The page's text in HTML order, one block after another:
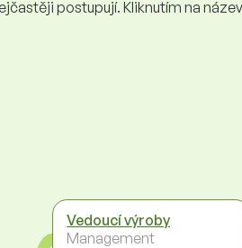
postupují. Kliknutím na
Vedoucí výroby
Management